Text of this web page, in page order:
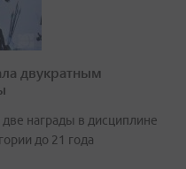
двукратным
награды в дисциплине
до 21 года